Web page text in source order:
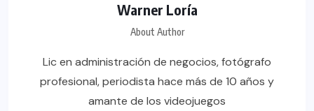
Warner Loría
About Author
Lic en administración de negocios, fotógrafo
profesional, periodista hace más de 10 años y
amante de los videojuegos